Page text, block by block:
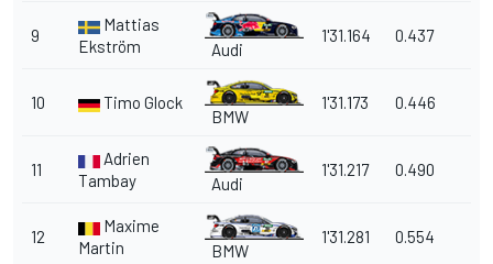
9
Mattias
Ekström
Audi
1'31.164 0.437
10 Timo Glock
BMW
1'31.173 0.446
11
Adrien
Tambay
Audi
1'31.217 0.490
12
Maxime
Martin
BMW
1'31.281 0.554